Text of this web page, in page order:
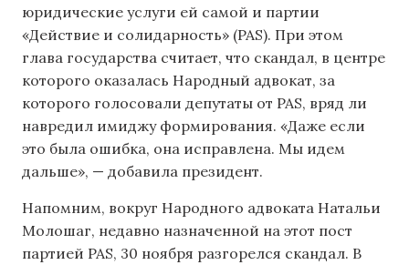
юридические услуги ей самой и партии
«Действие и солидарность» (PAS). При этом
глава государства считает, что скандал, в центре
которого оказалась Народный адвокат, за
которого голосовали депутаты от PAS, вряд ли
навредил имиджу формирования. «Даже если
это была ошибка, она исправлена. Мы идем
дальше», — добавила президент.
Напомним, вокруг Народного адвоката Натальи
Молошаг, недавно назначенной на этот пост
партией PAS, 30 ноября разгорелся скандал. В